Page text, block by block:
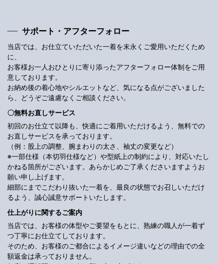
サポート・アフターフォロー
当店では、お仕立ていただいた一着を末永くご愛用いただくため
に、
お客様お一人おひとりに寄り添ったアフターフォロー体制をご用
意しております。
お納め後の着心地やシルエットなど、気になる点がございました
ら、どうぞご遠慮なくご相談ください。
〇無料お直しサービス
初回のお仕立て以降も、快適にご着用いただけるよう、無料での
お直しサービスを承っております。
（例：股上の調整、腕まわりの太さ、袖丈の変更など）
※一部仕様（本切羽仕様など）や型紙上の制約により、対応いたし
かねる箇所がございます。あらかじめご了承くださいますようお
願い申し上げます。
細部にまでこだわり抜いた一着を、最良の状態でお召しいただけ
るよう、誠心誠意サポートいたします。
仕上がりに関するご案内
当店では、お客様の体型やご要望をもとに、熟練の職人が一着ず
つ丁寧にお仕立てしております。
そのため、お客様のご都合によるイメージ違いなどの理由での全
額返金は承っておりません。